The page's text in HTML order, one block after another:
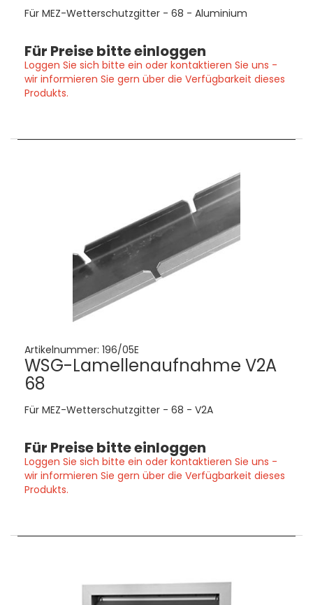
Für MEZ-Wetterschutzgitter - 68 - Aluminium
Für Preise bitte einloggen
Loggen Sie sich bitte ein oder kontaktieren Sie uns -
wir informieren Sie gern über die Verfügbarkeit dieses
Produkts.
Artikelnummer: 196/05E
WSG-Lamellenaufnahme V2A
68
Für MEZ-Wetterschutzgitter - 68 - V2A
Für Preise bitte einloggen
Loggen Sie sich bitte ein oder kontaktieren Sie uns -
wir informieren Sie gern über die Verfügbarkeit dieses
Produkts.